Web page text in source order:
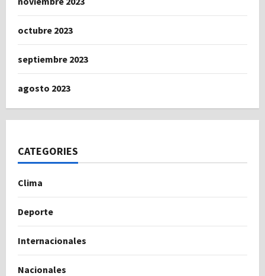
octubre 2023
septiembre 2023
agosto 2023
CATEGORIES
Clima
Deporte
Internacionales
Nacionales